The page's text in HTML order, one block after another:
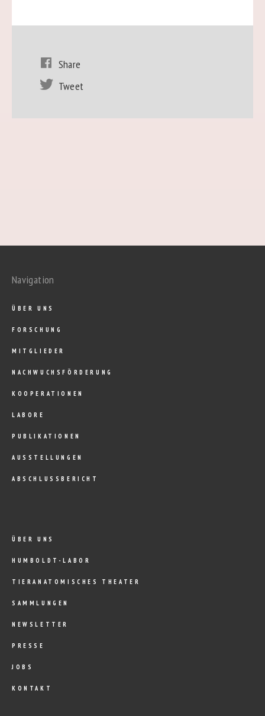
Share
Tweet
Navigation
ÜBER UNS
FORSCHUNG
MITGLIEDER
NACHWUCHSFÖRDERUNG
KOOPERATIONEN
LABORE
PUBLIKATIONEN
AUSSTELLUNGEN
ABSCHLUSSBERICHT
ÜBER UNS
HUMBOLDT-LABOR
TIERANATOMISCHES THEATER
SAMMLUNGEN
NEWSLETTER
PRESSE
JOBS
KONTAKT